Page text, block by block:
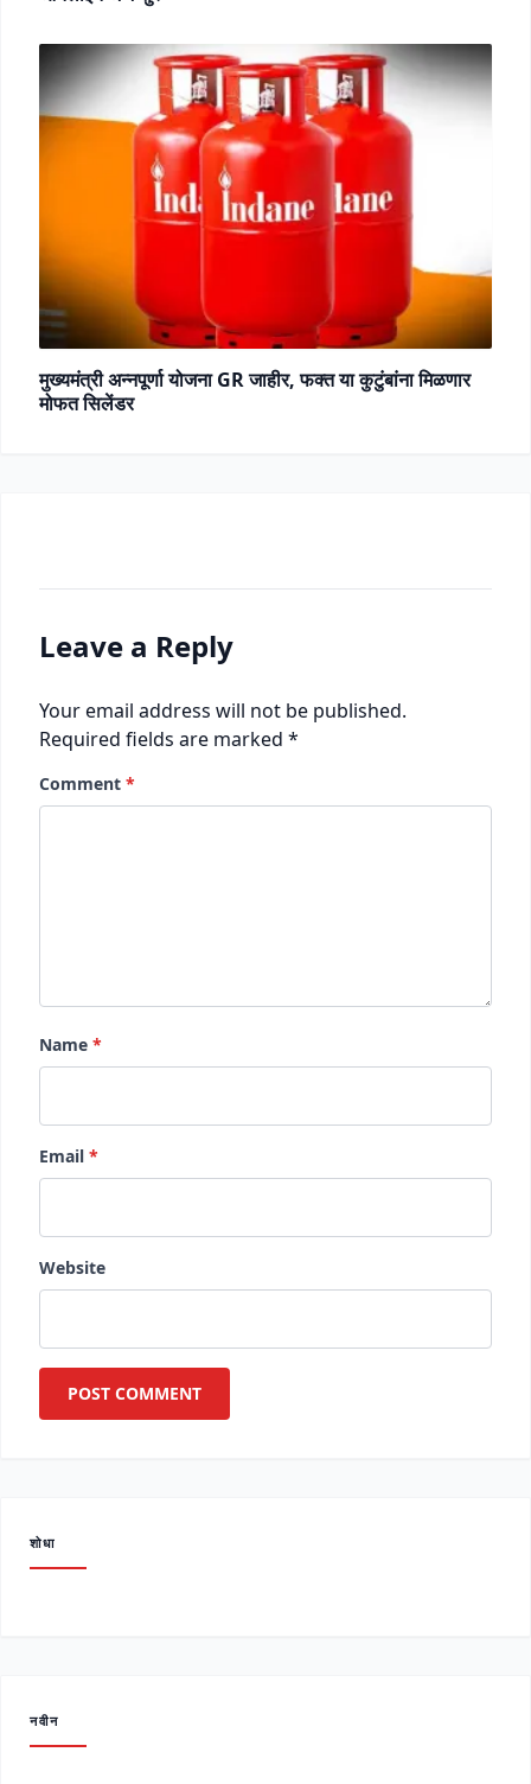
मुख्यमंत्री अन्नपूर्णा योजना GR जाहीर, फक्त या कुटुंबांना मिळणार
मोफत सिलेंडर
Leave a Reply
Your email address will not be published.
Required fields are marked *
Comment *
Name *
Email *
Website
शोधा
नवीन